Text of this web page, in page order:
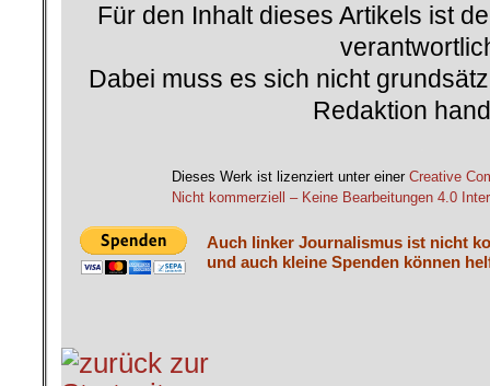
Für den Inhalt dieses Artikels ist
Dabei muss es sich nicht
Redaktion
Dieses Werk ist lizenziert unter einer Creative
Nicht kommerziell – Keine Bearbeitungen 4.0
Auch linker Journalismus ist nicht
und auch kleine Spenden können